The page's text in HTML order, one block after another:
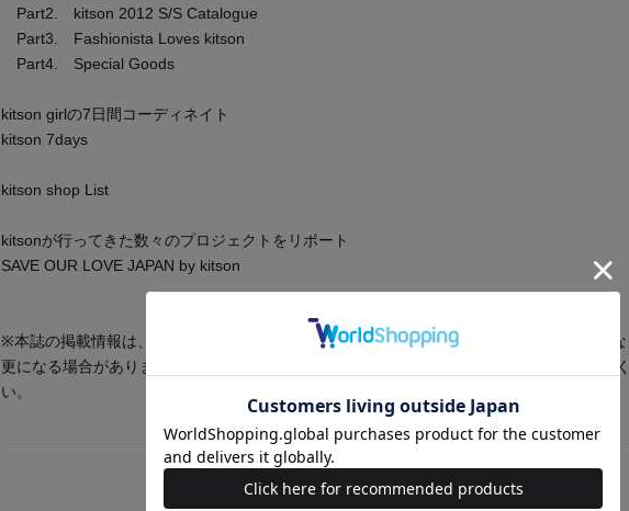
Part2. kitson 2012 S/S Catalogue
Part3. Fashionista Loves kitson
Part4. Special Goods
kitson girlの7日間コーディネイト
kitson 7days
kitson shop List
kitsonが行ってきた数々のプロジェクトをリポート
SAVE OUR LOVE JAPAN by kitson
※本誌の掲載情報は、2012年3月現在の編集部調べによるものです。発売後、仕様や価格
更になる場合があります。あらかじめご了承ください。また、品切れ・欠品の際はご容赦
い。